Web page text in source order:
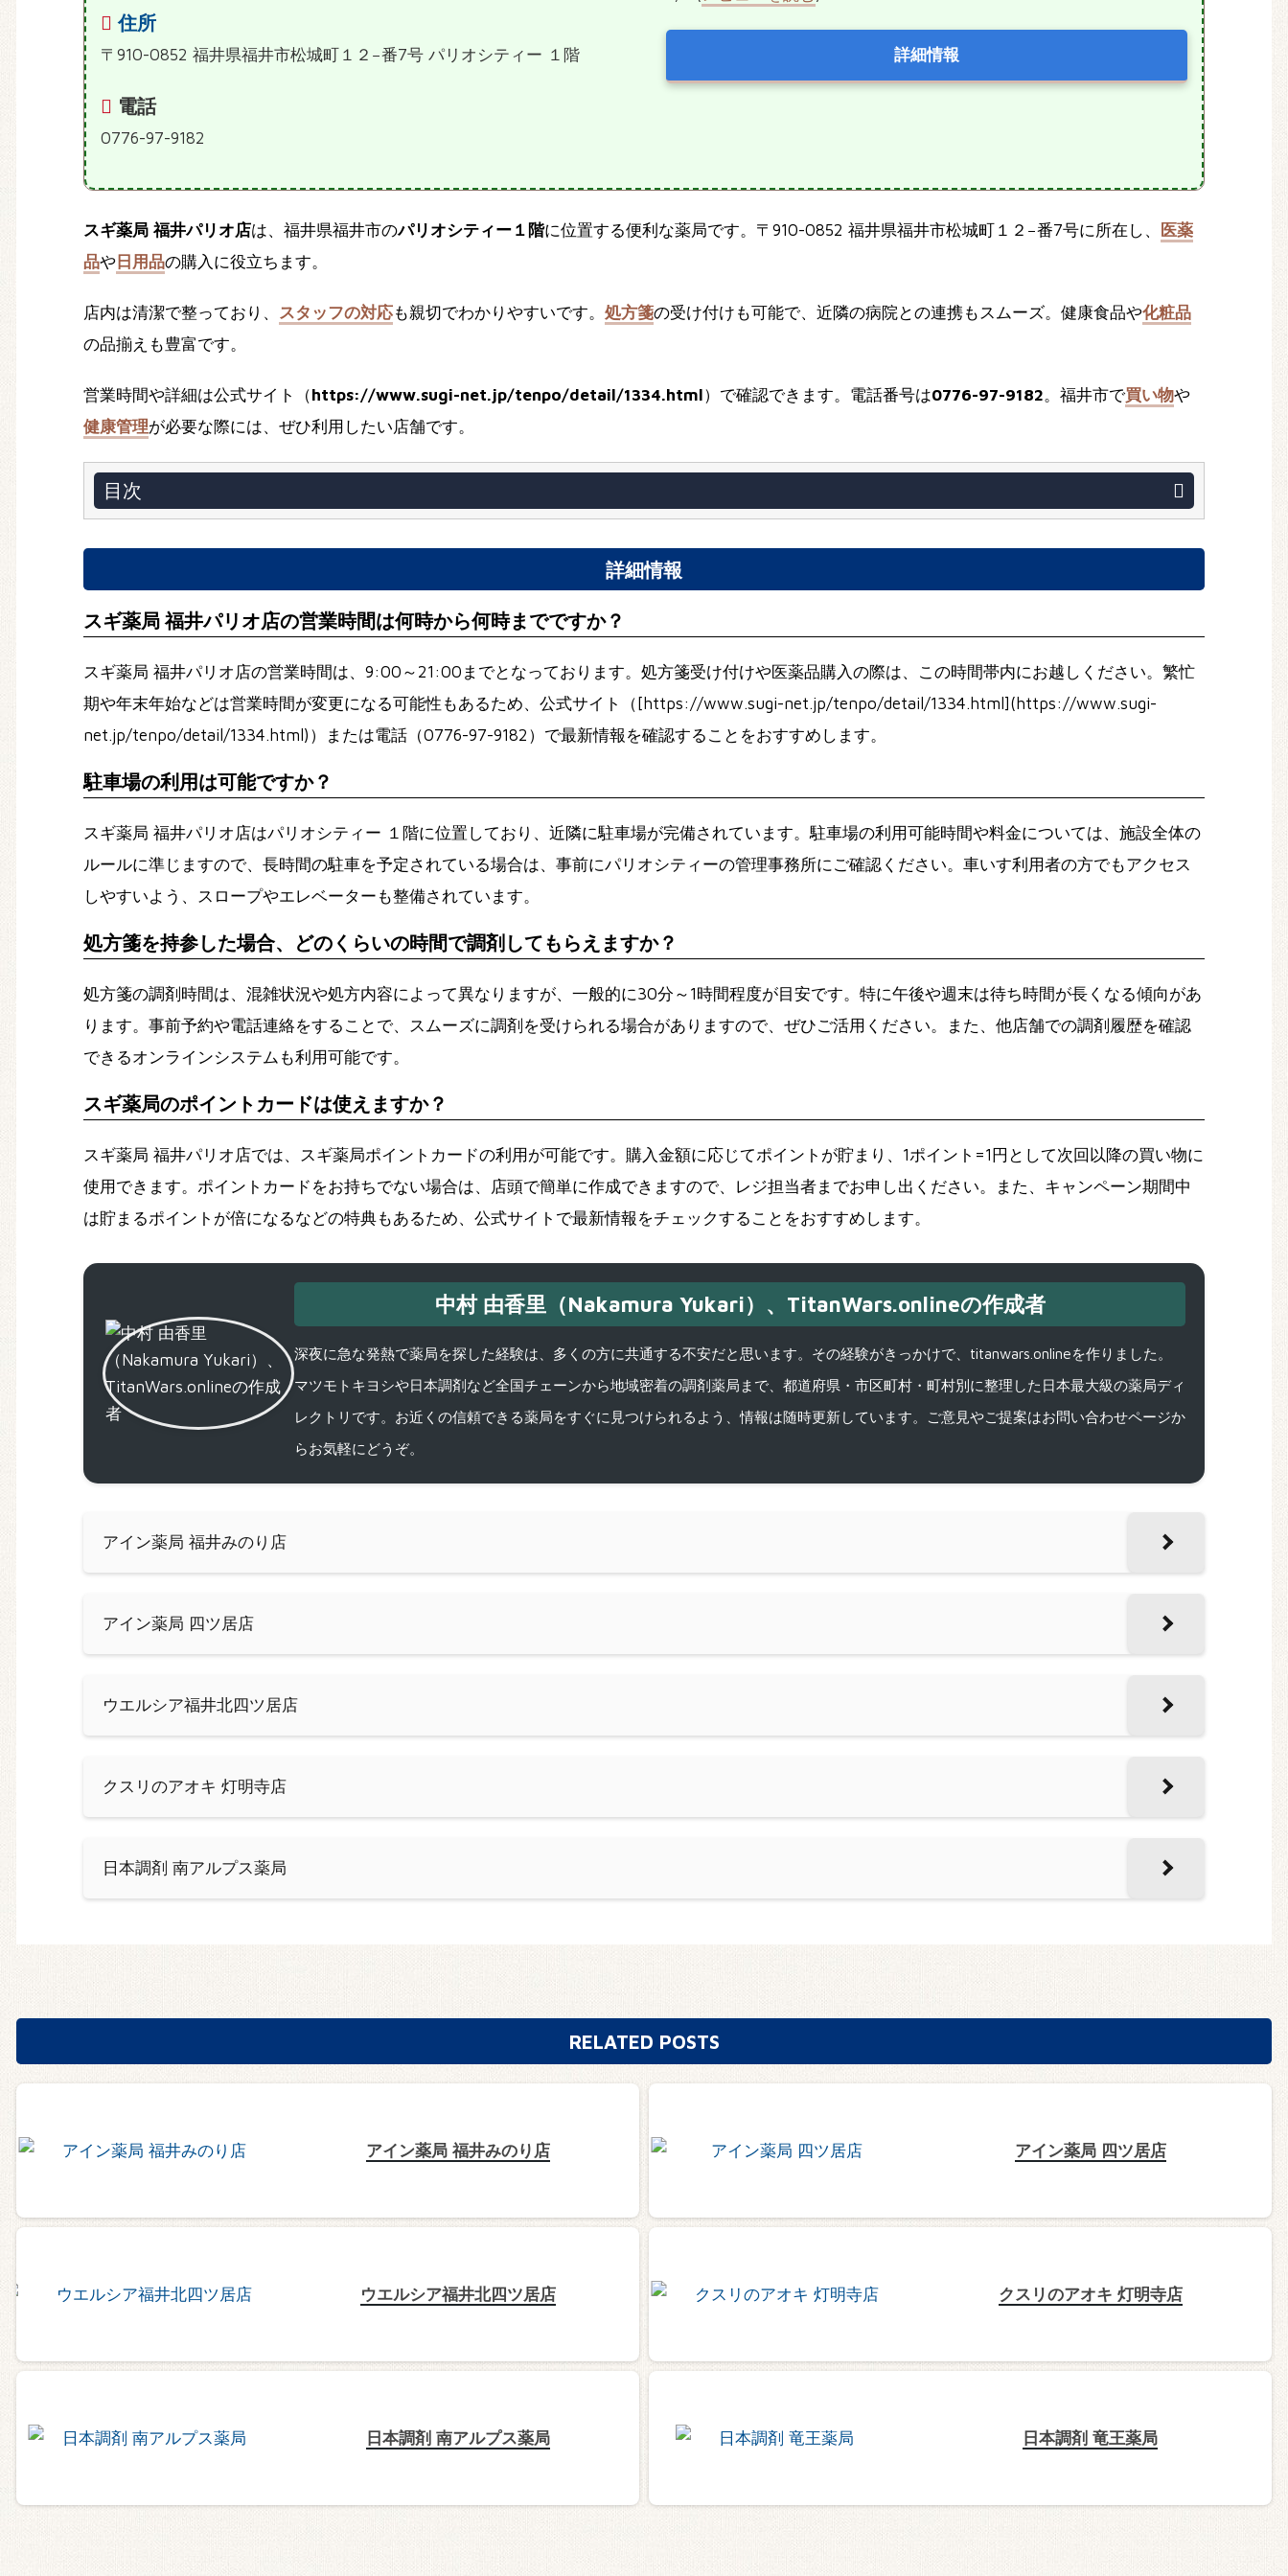
住所
〒910-0852 福井県福井市松城町１２−番7号 パリオシティー １階
電話
0776-97-9182
詳細情報
スギ薬局 福井パリオ店は、福井県福井市のパリオシティー１階に位置する便利な薬局です。〒910-0852 福井県福井市松城町１２−番7号に所在し、
医薬
品や 日用品の購入に役立ちます。
店内は清潔で整っており、 スタッフの対応も親切でわかりやすいです。 処方箋の受け付けも可能で、近隣の病院との連携もスムーズ。健康食品や化粧品
の品揃えも豊富です。
営業時間や詳細は公式サイト（https://www.sugi-net.jp/tenpo/detail/1334.html）で確認できます。電話番号は0776-97-9182。福井市で買い物や
健康管理が必要な際には、ぜひ利用したい店舗です。
目次
詳細情報
スギ薬局 福井パリオ店の営業時間は何時から何時までですか？
スギ薬局 福井パリオ店の営業時間は、9:00～21:00までとなっております。処方箋受け付けや医薬品購入の際は、この時間帯内にお越しください。繁忙
期や年末年始などは営業時間が変更になる可能性もあるため、公式サイト（[https://www.sugi-net.jp/tenpo/detail/1334.html](https://www.sugi-
net.jp/tenpo/detail/1334.html)）または電話（0776-97-9182）で最新情報を確認することをおすすめします。
駐車場の利用は可能ですか？
スギ薬局 福井パリオ店はパリオシティー １階に位置しており、近隣に駐車場が完備されています。駐車場の利用可能時間や料金については、施設全体の
ルールに準じますので、長時間の駐車を予定されている場合は、事前にパリオシティーの管理事務所にご確認ください。車いす利用者の方でもアクセス
しやすいよう、スロープやエレベーターも整備されています。
処方箋を持参した場合、どのくらいの時間で調剤してもらえますか？
処方箋の調剤時間は、混雑状況や処方内容によって異なりますが、一般的に30分～1時間程度が目安です。特に午後や週末は待ち時間が長くなる傾向があ
ります。事前予約や電話連絡をすることで、スムーズに調剤を受けられる場合がありますので、ぜひご活用ください。また、他店舗での調剤履歴を確認
できるオンラインシステムも利用可能です。
スギ薬局のポイントカードは使えますか？
スギ薬局 福井パリオ店では、スギ薬局ポイントカードの利用が可能です。購入金額に応じてポイントが貯まり、1ポイント=1円として次回以降の買い物に
使用できます。ポイントカードをお持ちでない場合は、店頭で簡単に作成できますので、レジ担当者までお申し出ください。また、キャンペーン期間中
は貯まるポイントが倍になるなどの特典もあるため、公式サイトで最新情報をチェックすることをおすすめします。
中村 由香里（Nakamura Yukari）、TitanWars.onlineの作成者
深夜に急な発熱で薬局を探した経験は、多くの方に共通する不安だと思います。その経験がきっかけで、titanwars.onlineを作りました。
マツモトキヨシや日本調剤など全国チェーンから地域密着の調剤薬局まで、都道府県・市区町村・町村別に整理した日本最大級の薬局ディ
レクトリです。お近くの信頼できる薬局をすぐに見つけられるよう、情報は随時更新しています。ご意見やご提案はお問い合わせページか
らお気軽にどうぞ。
アイン薬局 福井みのり店
アイン薬局 四ツ居店
ウエルシア福井北四ツ居店
クスリのアオキ 灯明寺店
日本調剤 南アルプス薬局
RELATED POSTS
アイン薬局 福井みのり店 アイン薬局 四ツ居店
ウエルシア福井北四ツ居店 クスリのアオキ 灯明寺店
日本調剤 南アルプス薬局 日本調剤 竜王薬局